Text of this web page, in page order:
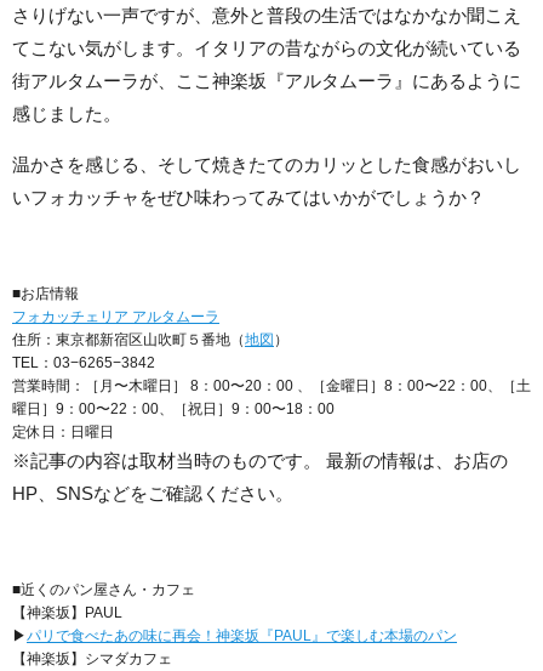
さりげない一声ですが、意外と普段の生活ではなかなか聞こえ
てこない気がします。イタリアの昔ながらの文化が続いている
街アルタムーラが、ここ神楽坂『アルタムーラ』にあるように
感じました。
温かさを感じる、そして焼きたてのカリッとした食感がおいし
いフォカッチャをぜひ味わってみてはいかがでしょうか？
■お店情報
フォカッチェリア アルタムーラ
住所：東京都新宿区山吹町５番地（地図 ）
TEL：03−6265−3842
営業時間：［月〜木曜日］ 8：00〜20：00 、［金曜日］8：00〜22：00、［土
曜日］9：00〜22：00、［祝日］9：00〜18：00
定休日：日曜日
※記事の内容は取材当時のものです。 最新の情報は、お店の
HP、SNSなどをご確認ください。
■近くのパン屋さん・カフェ
【神楽坂】PAUL
▶︎パリで食べたあの味に再会！神楽坂『PAUL』で楽しむ本場のパン
【神楽坂】シマダカフェ